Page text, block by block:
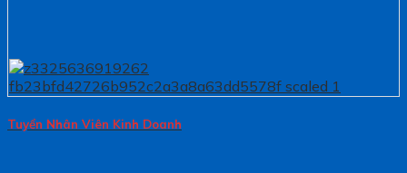
Tuyển Nhân Viên Kinh Doanh